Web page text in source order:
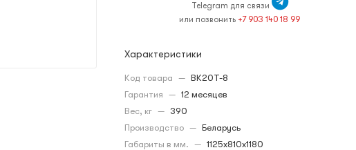
Telegram для связи
или позвонить +7 903 140 18 99
Характеристики
Код товара — ВК20Т-8
Гарантия — 12 месяцев
Вес, кг — 390
Производство — Беларусь
Габариты в мм. — 1125x810x1180